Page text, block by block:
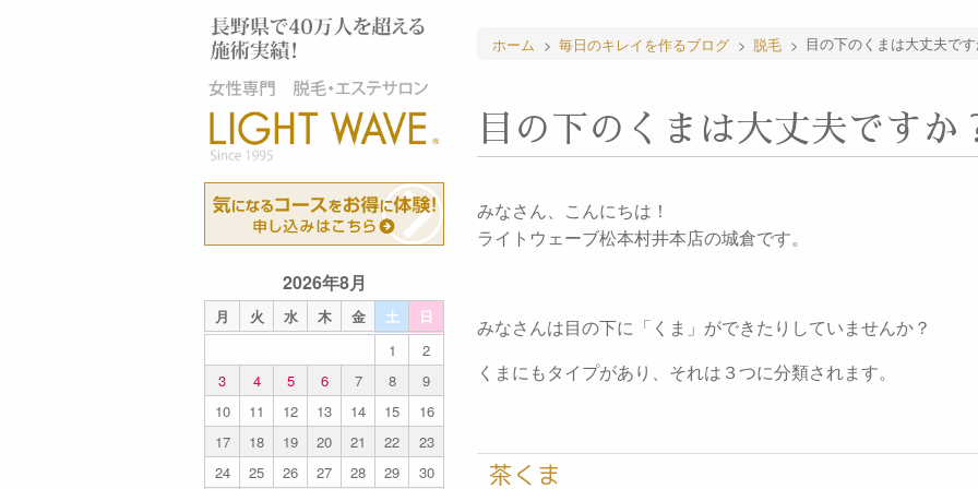
2026年8月
月 火 水 木 金 土
日
1
2
3
4 5 6 7 8
9
10
11 12 13 14 15
16
17
18 19 20 21 22
23
24
25 26 27 28 29 30
ホーム > 毎日のキレイを作るブログ > 脱毛 > 目の下のくまは大丈夫で
目の下のくまは大丈夫ですか
みなさん、こんにちは！
ライトウェーブ松本村井本店の城倉です。
みなさんは目の下に「くま」ができたりしていませんか？
くまにもタイプがあり、それは３つに分類されます。
茶くま